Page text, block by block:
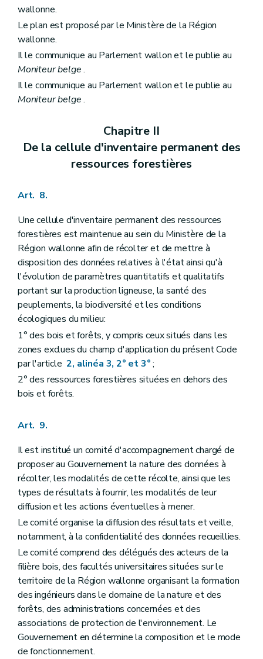
wallonne.
Le plan est proposé par le Ministère de la Région
wallonne.
Il le communique au Parlement wallon et le publie au
Moniteur belge.
Il le communique au Parlement wallon et le publie au
Moniteur belge.
Chapitre II
De la cellule d'inventaire permanent des
ressources forestières
Art. 8.
Une cellule d'inventaire permanent des ressources
forestières est maintenue au sein du Ministère de la
Région wallonne afin de récolter et de mettre à
disposition des données relatives à l'état ainsi qu'à
l'évolution de paramètres quantitatifs et qualitatifs
portant sur la production ligneuse, la santé des
peuplements, la biodiversité et les conditions
écologiques du milieu:
1° des bois et forêts, y compris ceux situés dans les
zones exclues du champ d'application du présent Code
par l'article2, alinéa 3, 2° et 3°;
2° des ressources forestières situées en dehors des
bois et forêts.
Art. 9.
Il est institué un comité d'accompagnement chargé de
proposer au Gouvernement la nature des données à
récolter, les modalités de cette récolte, ainsi que les
types de résultats à fournir, les modalités de leur
diffusion et les actions éventuelles à mener.
Le comité organise la diffusion des résultats et veille,
notamment, à la confidentialité des données recueillies.
Le comité comprend des délégués des acteurs de la
filière bois, des facultés universitaires situées sur le
territoire de la Région wallonne organisant la formation
des ingénieurs dans le domaine de la nature et des
forêts, des administrations concernées et des
associations de protection de l'environnement. Le
Gouvernement en détermine la composition et le mode
de fonctionnement.